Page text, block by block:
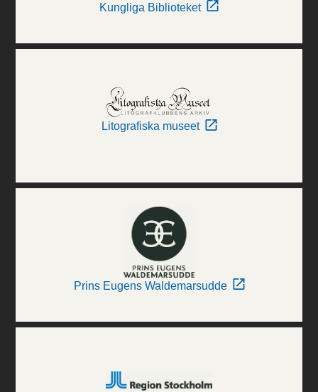
Kungliga Biblioteket
Litografiska museet
Prins Eugens Waldemarsudde